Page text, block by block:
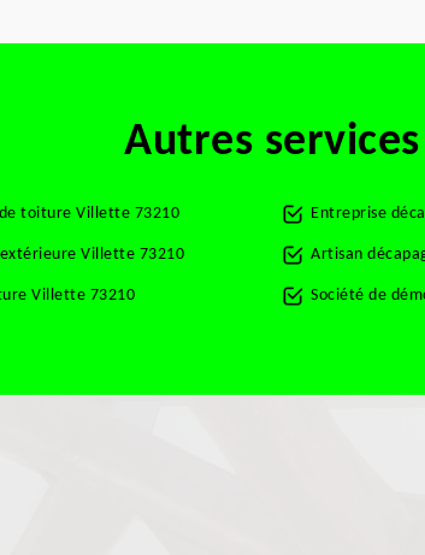
Autres services
toiture Villette 73210
Villette 73210
Villette 73210
Entreprise
Artisan
Société de